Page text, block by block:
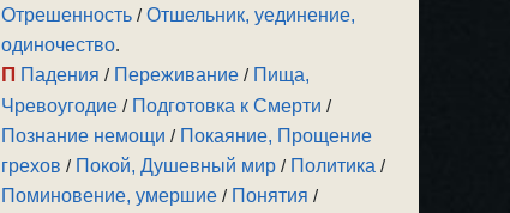
Отрешенность /Отшельник, уединение,
одиночество.
П Падения / Переживание / Пища,
Чревоугодие / Подготовка к Смерти /
Познание немощи / Покаяние, Прощение
грехов / Покой, Душевный мир / Политика /
Поминовение, умершие / Понятия /